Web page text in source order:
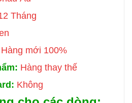
Tháng
Hàng mới 100%
Hàng thay thế
Không